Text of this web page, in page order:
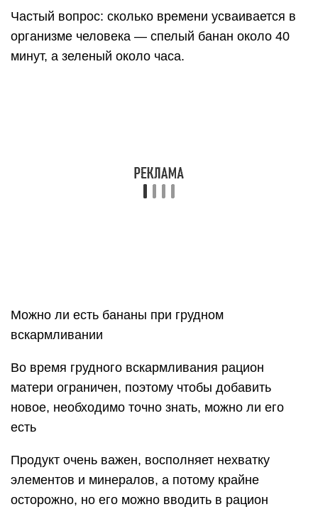
Частый вопрос: сколько времени усваивается в
организме человека — спелый банан около 40
минут, а зеленый около часа.
Можно ли есть бананы при грудном
вскармливании
Во время грудного вскармливания рацион
матери ограничен, поэтому чтобы добавить
новое, необходимо точно знать, можно ли его
есть
Продукт очень важен, восполняет нехватку
элементов и минералов, а потому крайне
осторожно, но его можно вводить в рацион